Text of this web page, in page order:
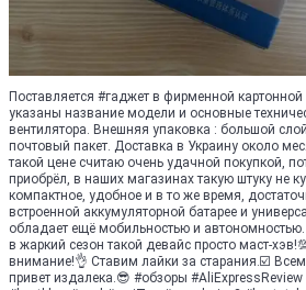
Поставляется #гаджет в фирменной картонной
указаны название модели и основные
вентилятора. Внешняя упаковка : большой
почтовый пакет. Доставка в Украину около
такой цене считаю очень удачной покупкой,
приобрёл, в наших магазинах такую штуку не
компактное, удобное и в то же время,
встроенной аккумуляторной батарее и
обладает ещё мобильностью и
в жаркий сезон такой девайс просто маст-
внимание!👌 Ставим лайки за старания.☑️
привет издалека.😎 #обзоры